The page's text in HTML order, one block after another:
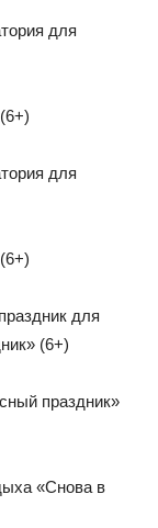
для
для
для
(6+)
праздник»
«Снова в